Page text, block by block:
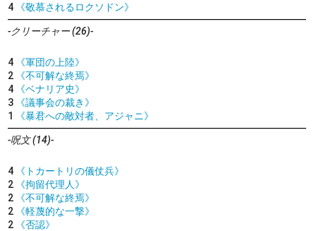
4
《敬慕されるロクソドン》
-クリーチャー (26)-
4
《軍団の上陸》
2
《不可解な終焉》
4
《ベナリア史》
3
《議事会の裁き》
1
《暴君への敵対者、アジャニ》
-呪文 (14)-
4
《トカートリの儀仗兵》
2
《拘留代理人》
2
《不可解な終焉》
2
《軽蔑的な一撃》
2
《否認》